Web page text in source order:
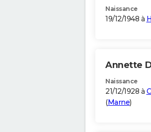
Naissance
19/12/1948 à
Annette
Naissance
21/12/1928 à
(Marne)